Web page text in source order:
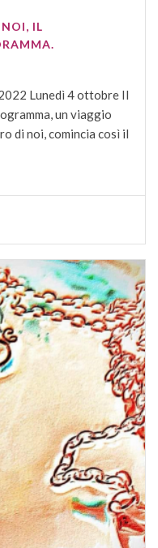
NOI, IL
Lunedì 4 ottobre Il
un viaggio
di noi, comincia così il